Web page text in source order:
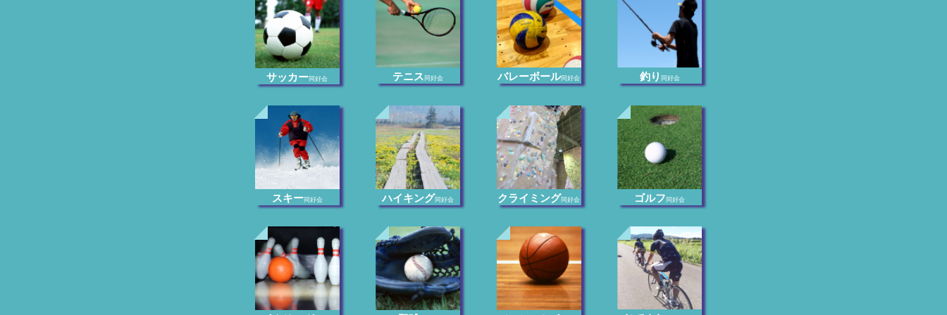
サッカー 同好会 テニス 同好会 バレーボール同好会 釣り 同好会
スキー同好会 ハイキング 同好会 クライミング同好会 ゴルフ同好会